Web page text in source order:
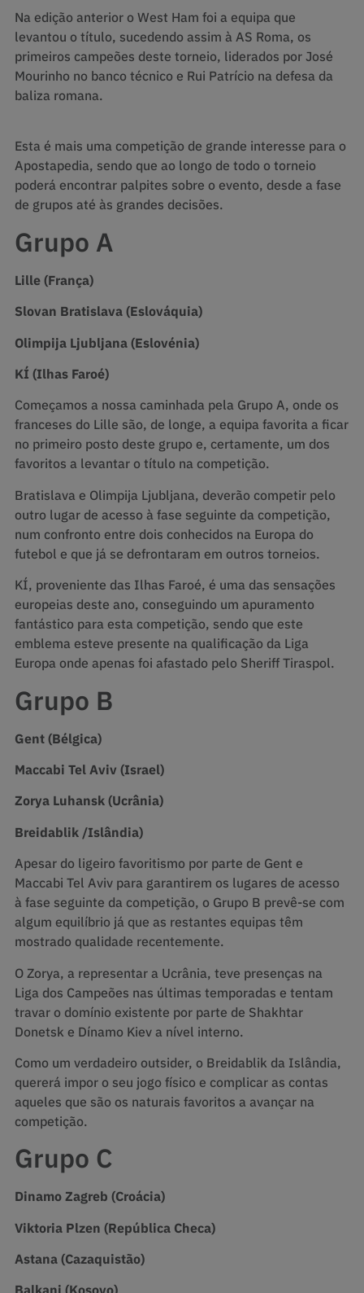
Na edição anterior o West Ham foi a equipa que
levantou o título, sucedendo assim à AS Roma, os
primeiros campeões deste torneio, liderados por José
Mourinho no banco técnico e Rui Patrício na defesa da
baliza romana.
Esta é mais uma competição de grande interesse para o
Apostapedia, sendo que ao longo de todo o torneio
poderá encontrar palpites sobre o evento, desde a fase
de grupos até às grandes decisões.
Grupo A
Lille (França)
Slovan Bratislava (Eslováquia)
Olimpija Ljubljana (Eslovénia)
KÍ (Ilhas Faroé)
Começamos a nossa caminhada pela Grupo A, onde os
franceses do Lille são, de longe, a equipa favorita a ficar
no primeiro posto deste grupo e, certamente, um dos
favoritos a levantar o título na competição.
Bratislava e Olimpija Ljubljana, deverão competir pelo
outro lugar de acesso à fase seguinte da competição,
num confronto entre dois conhecidos na Europa do
futebol e que já se defrontaram em outros torneios.
KÍ, proveniente das Ilhas Faroé, é uma das sensações
europeias deste ano, conseguindo um apuramento
fantástico para esta competição, sendo que este
emblema esteve presente na qualificação da Liga
Europa onde apenas foi afastado pelo Sheriff Tiraspol.
Grupo B
Gent (Bélgica)
Maccabi Tel Aviv (Israel)
Zorya Luhansk (Ucrânia)
Breidablik /Islândia)
Apesar do ligeiro favoritismo por parte de Gent e
Maccabi Tel Aviv para garantirem os lugares de acesso
à fase seguinte da competição, o Grupo B prevê-se com
algum equilíbrio já que as restantes equipas têm
mostrado qualidade recentemente.
O Zorya, a representar a Ucrânia, teve presenças na
Liga dos Campeões nas últimas temporadas e tentam
travar o domínio existente por parte de Shakhtar
Donetsk e Dínamo Kiev a nível interno.
Como um verdadeiro outsider, o Breidablik da Islândia,
quererá impor o seu jogo físico e complicar as contas
aqueles que são os naturais favoritos a avançar na
competição.
Grupo C
Dinamo Zagreb (Croácia)
Viktoria Plzen (República Checa)
Astana (Cazaquistão)